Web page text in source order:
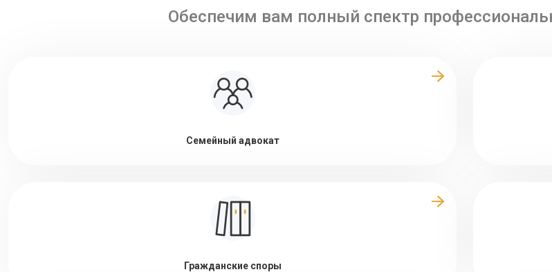
Обеспечим вам полный спектр
Семейный адвокат
Гражданские споры